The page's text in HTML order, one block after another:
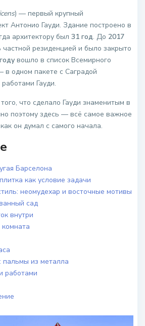
) — первый крупный
Антонио Гауди. Здание построено в
архитектору был31 год. До 2017
частной резиденцией и было закрыто
вошло в список Всемирного
одном пакете с Саградой
Гауди.
что сделало Гауди знаменитым в
поэтому здесь — всё самое важное
он думал с самого начала.
Барселона
как условие задачи
неомудехар и восточные мотивы
сад
внутри
из металла
работами